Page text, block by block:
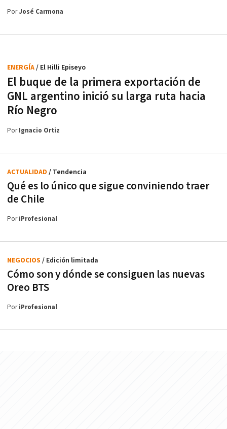
PorJosé Carmona
El buque de la primera exportación de
GNL argentino inició su larga ruta hacia
Río Negro
ENERGÍA/ El Hilli Episeyo
PorIgnacio Ortiz
Qué es lo único que sigue conviniendo traer
de Chile
ACTUALIDAD / Tendencia
PoriProfesional
Cómo son y dónde se consiguen las nuevas
Oreo BTS
NEGOCIOS / Edición limitada
PoriProfesional